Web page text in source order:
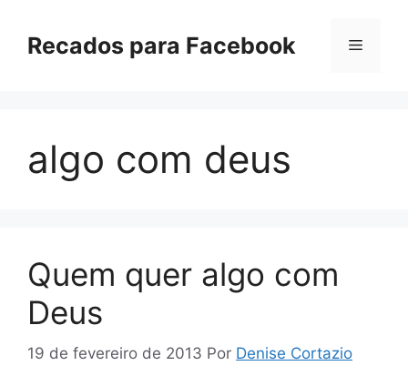
paraRecados para Facebook Menu
algo com deus
Quem quer algo com
Deus
19 de fevereiro de 2013 Por Denise Cortazio